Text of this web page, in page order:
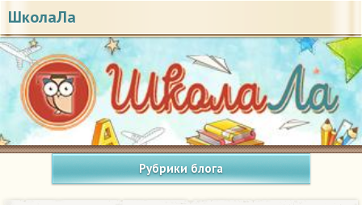
ШколаЛа
Рубрики блога